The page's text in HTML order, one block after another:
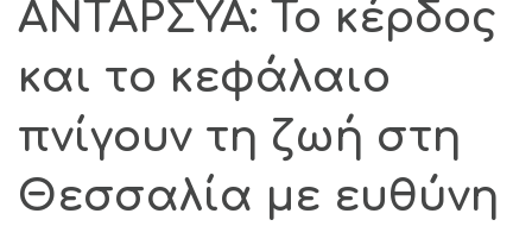
ΑΝΤΑΡΣΥΑ: Το κέρδος
και το κεφάλαιο
πνίγουν τη ζωή στη
Θεσσαλία με ευθύνη